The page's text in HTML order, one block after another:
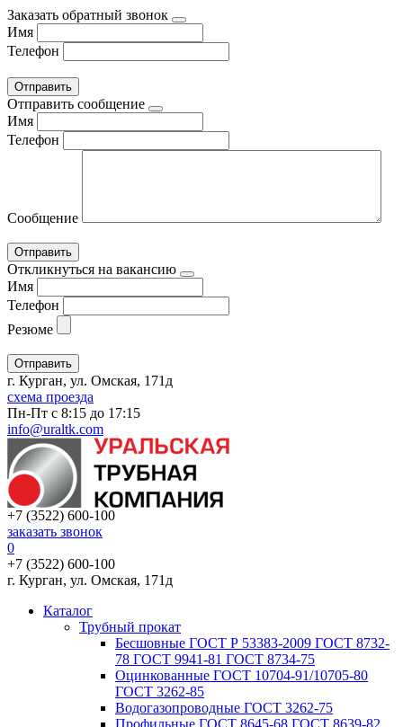
Заказать обратный звонок
Имя
Телефон
Отправить сообщение
Имя
Телефон
Сообщение
Откликнуться на вакансию
Имя
Телефон
Резюме
г. Курган, ул. Омская, 171д
схема проезда
Пн-Пт с 8:15 до 17:15
info@uraltk.com
+7 (3522) 600-100
заказать звонок
0
+7 (3522) 600-100
г. Курган, ул. Омская, 171д
Каталог
Трубный прокат
Беcшовные ГОСТ Р 53383-2009 ГОСТ 8732-
78 ГОСТ 9941-81 ГОСТ 8734-75
Оцинкованные ГОСТ 10704-91/10705-80
ГОСТ 3262-85
Водогазопроводные ГОСТ 3262-75
Профильные ГОСТ 8645-68 ГОСТ 8639-82